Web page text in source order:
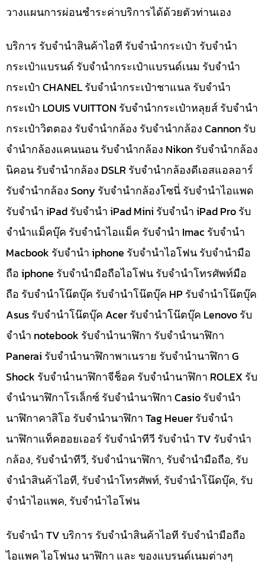
วางแผนการผ่อนชำระค่าบริการได้ด้วยตัวท่านเอง
บริการ รับจำนำสินค้าไอที รับจำนำกระเป๋า รับจำนำ
กระเป๋าแบรนด์ รับจำนำกระเป๋าแบรนด์เนม รับจำนำ
กระเป๋า CHANEL รับจำนำกระเป๋าชาแนล รับจำนำ
กระเป๋า LOUIS VUITTON รับจำนำกระเป๋าหลุยส์ รับจำนำ
กระเป๋าวิตตอง รับจำนำกล้อง รับจำนำกล้อง Cannon รับ
จำนำกล้องแคนนอน รับจำนำกล้อง Nikon รับจำนำกล้อง
นิคอน รับจำนำกล้อง DSLR รับจำนำกล้องดีเอสแอลอาร์
รับจำนำกล้อง Sony รับจำนำกล้องโซนี่ รับจำนำไอแพด
รับจำนำ iPad รับจำนำ iPad Mini รับจำนำ iPad Pro รับ
จำนำแม็คบุ๊ค รับจำนำไอแม็ค รับจำนำ Imac รับจำนำ
Macbook รับจำนำ iphone รับจำนำไอโฟน รับจำนำมือ
ถือ iphone รับจำนำมือถือไอโฟน รับจำนำโทรศัพท์มือ
ถือ รับจำนำโน๊ตบุ๊ค รับจำนำโน๊ตบุ๊ค HP รับจำนำโน๊ตบุ๊ค
Asus รับจำนำโน๊ตบุ๊ค Acer รับจำนำโน๊ตบุ๊ค Lenovo รับ
จำนำ notebook รับจำนำนาฬิกา รับจำนำนาฬิกา
Panerai รับจำนำนาฬิกาพาเนราย รับจำนำนาฬิกา G
Shock รับจำนำนาฬิกาจีช็อค รับจำนำนาฬิกา ROLEX รับ
จำนำนาฬิกาโรเล็กซ์ รับจำนำนาฬิกา Casio รับจำนำ
นาฬิกาคาสิโอ รับจำนำนาฬิกา Tag Heuer รับจำนำ
นาฬิกาแท็คฮอยเออร์ รับจำนำทีวี รับจำนำ TV รับจำนำ
กล้อง, รับจำนำทีวี, รับจำนำนาฬิกา, รับจำนำมือถือ, รับ
จำนำสินค้าไอที, รับจำนำโทรศัพท์, รับจำนำโน๊ดบุ๊ค, รับ
จำนำไอแพค, รับจำนำไอโฟน
รับจำนำ TV บริการ รับจำนำสินค้าไอที รับจำนำมือถือ
ไอแพค ไอโฟนง นาฬิกา และ ของแบรนด์เนมต่างๆ